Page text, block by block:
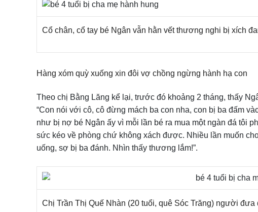
Cổ chân, cổ tay bé Ngân vẫn hằn vết thương nghi bị xích
Hàng xóm quỳ xuống xin đôi vợ chồng ngừng hành hạ con
Theo chị Bằng Lăng kể lại, trước đó khoảng 2 tháng, thấy
“Con nói với cô, cô đừng mách ba con nha, con bị ba đấm
như bị nợ bé Ngân ấy vì mỗi lần bé ra mua một ngàn đá tôi
sức kéo về phòng chứ không xách được. Nhiều lần muốn
uống, sợ bị ba đánh. Nhìn thấy thương lắm!”.
Chị Trần Thị Quế Nhàn (20 tuổi, quê Sóc Trăng) người